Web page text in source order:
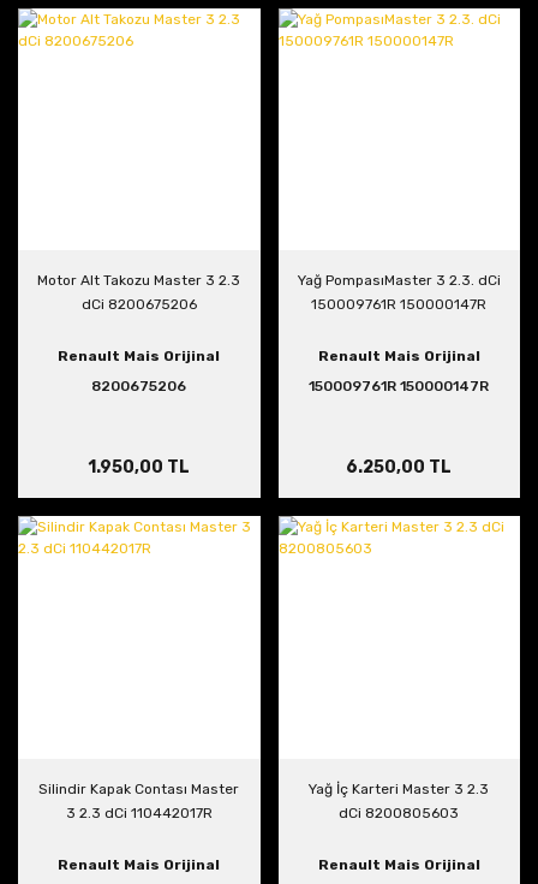
Motor Alt Takozu Master 3 2.3
dCi 8200675206
Renault Mais Orijinal
8200675206
1.950,00 TL
Yağ PompasıMaster 3 2.3. dCi
150009761R 150000147R
Renault Mais Orijinal
150009761R 150000147R
6.250,00 TL
Silindir Kapak Contası Master
3 2.3 dCi 110442017R
Renault Mais Orijinal
Yağ İç Karteri Master 3 2.3
dCi 8200805603
Renault Mais Orijinal